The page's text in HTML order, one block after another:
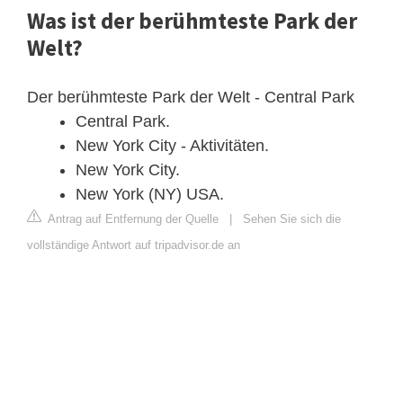
Was ist der berühmteste Park der
Welt?
Der berühmteste Park der Welt - Central Park
Central Park.
New York City - Aktivitäten.
New York City.
New York (NY) USA.
Antrag auf Entfernung der Quelle | Sehen Sie sich die
vollständige Antwort auf tripadvisor.de an